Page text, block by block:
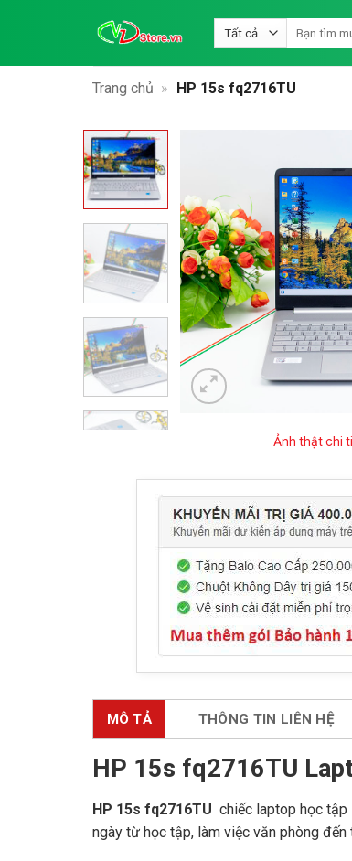
kiếm:
Trang chủ » HP 15s fq2716TU
Ảnh thật chi
MÔ TẢ THÔNG TIN LIÊN HỆ
HP 15s fq2716TU
HP 15s fq2716TU chiếc laptop học
ngày từ học tập, làm việc văn phòng